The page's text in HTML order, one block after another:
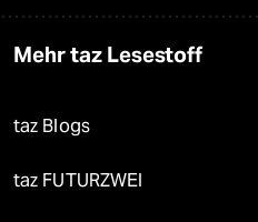
Mehr taz Lesestoff
taz Blogs
taz FUTURZWEI